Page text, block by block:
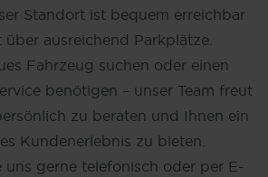
Standort ist bequem erreichbar
ausreichend Parkplätze.
Fahrzeug suchen oder einen
benötigen – unser Team freut
zu beraten und Ihnen ein
Kundenerlebnis zu bieten.
uns gerne telefonisch oder per E-